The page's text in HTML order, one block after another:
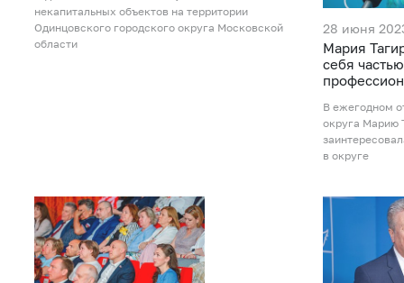
некапитальных объектов на территории
Одинцовского городского округа Московской
области
28 июня
Мария
себя
В ежегодном
округа Марию
в округе